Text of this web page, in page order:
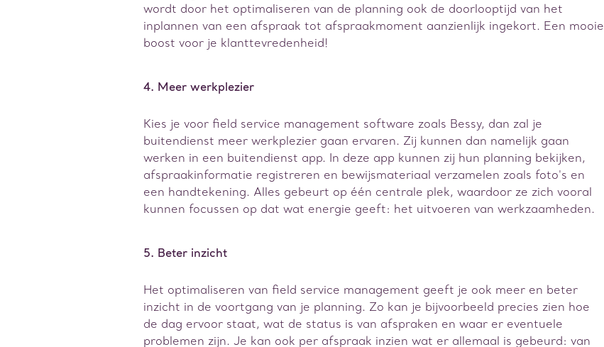
wordt door het optimaliseren van de planning ook de doorlooptijd van het
inplannen van een afspraak tot afspraakmoment aanzienlijk ingekort. Een mooie
boost voor je klanttevredenheid!
4. Meer werkplezier
Kies je voor field service management software zoals Bessy, dan zal je
buitendienst meer werkplezier gaan ervaren. Zij kunnen dan namelijk gaan
werken in een buitendienst app. In deze app kunnen zij hun planning bekijken,
afspraakinformatie registreren en bewijsmateriaal verzamelen zoals foto's en
een handtekening. Alles gebeurt op één centrale plek, waardoor ze zich vooral
kunnen focussen op dat wat energie geeft: het uitvoeren van werkzaamheden.
5. Beter inzicht
Het optimaliseren van field service management geeft je ook meer en beter
inzicht in de voortgang van je planning. Zo kan je bijvoorbeeld precies zien hoe
de dag ervoor staat, wat de status is van afspraken en waar er eventuele
problemen zijn. Je kan ook per afspraak inzien wat er allemaal is gebeurd: van